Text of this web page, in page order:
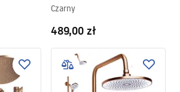
Czarny
489,00 zł